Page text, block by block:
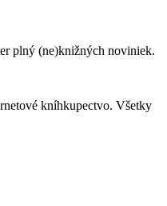
plný (ne)knižných noviniek.
kníhkupectvo. Všetky